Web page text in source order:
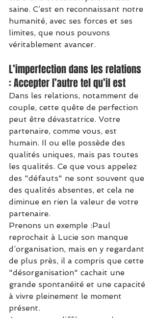
saine. C’est en reconnaissant notre
humanité, avec ses forces et ses
limites, que nous pouvons
véritablement avancer.
L’imperfection dans les relations
: Accepter l’autre tel qu’il est
Dans les relations, notamment de
couple, cette quête de perfection
peut être dévastatrice. Votre
partenaire, comme vous, est
humain. Il ou elle possède des
qualités uniques, mais pas toutes
les qualités. Ce que vous appelez
des "défauts" ne sont souvent que
des qualités absentes, et cela ne
diminue en rien la valeur de votre
partenaire.
Prenons un exemple :Paul
reprochait à Lucie son manque
d’organisation, mais en y regardant
de plus près, il a compris que cette
"désorganisation" cachait une
grande spontanéité et une capacité
à vivre pleinement le moment
présent.